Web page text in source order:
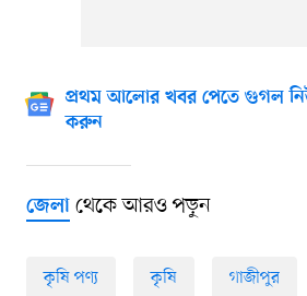
প্রথম আলোর খবর পেতে গুগল
করুন
জেলাথেকে আরও পড়ুন
কৃষি পণ্য কৃষি গাজীপুর